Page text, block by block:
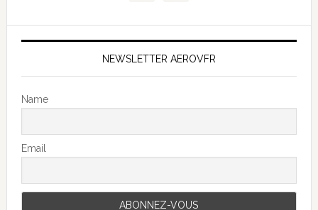
NEWSLETTER AEROVFR
Name
Email